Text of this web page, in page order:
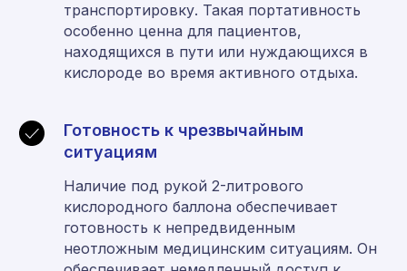
транспортировку. Такая портативность
особенно ценна для пациентов,
находящихся в пути или нуждающихся в
кислороде во время активного отдыха.
Готовность к чрезвычайным
ситуациям
Наличие под рукой 2-литрового
кислородного баллона обеспечивает
готовность к непредвиденным
неотложным медицинским ситуациям. Он